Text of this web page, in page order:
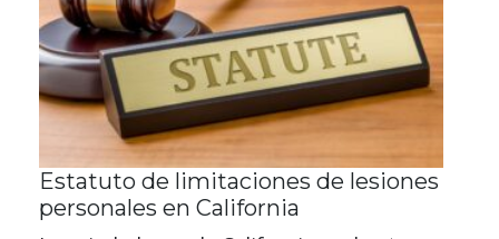
Estatuto de limitaciones de lesiones
personales en California